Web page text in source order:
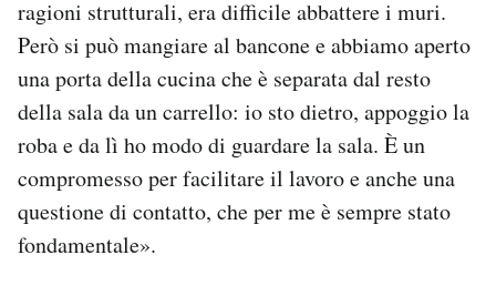
ragioni strutturali, era difficile abbattere i muri.
Però si può mangiare al bancone e abbiamo aperto
una porta della cucina che è separata dal resto
della sala da un carrello: io sto dietro, appoggio la
roba e da lì ho modo di guardare la sala. È un
compromesso per facilitare il lavoro e anche una
questione di contatto, che per me è sempre stato
fondamentale».